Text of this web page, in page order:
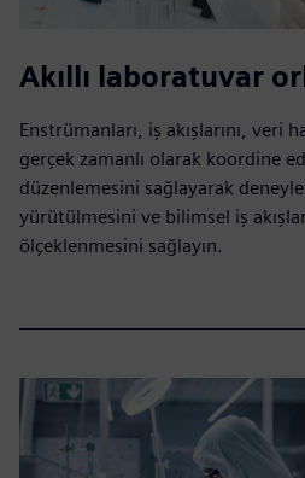
Akıllı laboratuvar
Enstrümanları, iş akışlarını, veri
gerçek zamanlı olarak koordine
düzenlemesini sağlayarak
yürütülmesini ve bilimsel iş
ölçeklenmesini sağlayın.